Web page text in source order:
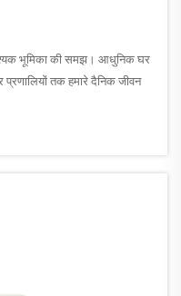
भूमिका की समझ। आधुनिक घर
प्रणालियों तक हमारे दैनिक जीवन
रहते हैं। इस विद्युत बुनियादी ढांचे के